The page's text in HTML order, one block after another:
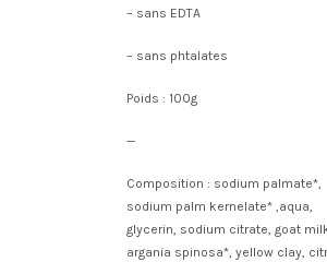
– sans EDTA
– sans phtalates
Poids : 100g
—
Composition : sodium palmate*,
sodium palm kernelate* ,aqua,
glycerin, sodium citrate, goat
argania spinosa*, yellow clay,